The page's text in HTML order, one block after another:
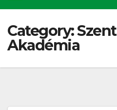
Category:
Akadémia